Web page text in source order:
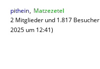
pithein Matzezetel
2 Mitglieder und 1.817 Besucher
2025 um 12:41)